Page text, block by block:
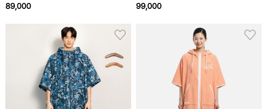
89,000 99,000